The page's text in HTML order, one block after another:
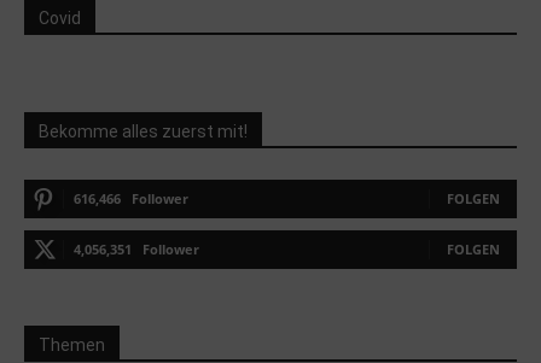
Covid
Bekomme alles zuerst mit!
616,466 Follower FOLGEN
4,056,351 Follower FOLGEN
Themen